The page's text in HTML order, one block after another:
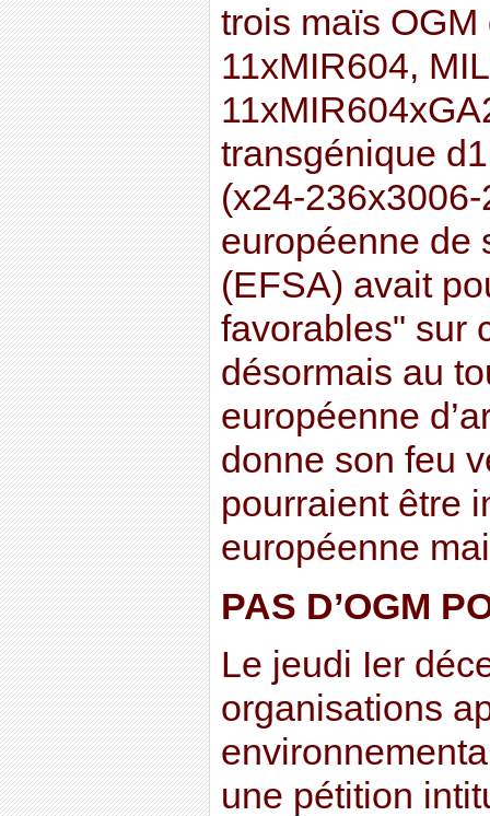
trois maïs OGM
11xMIR604,
transgénique
(x24-236x3006-
européenne de
(EFSA) avait
favorables" sur
désormais au
européenne
donne son feu
pourraient être
européenne
PAS D’OGM
Le jeudi Ier
organisations
une pétition